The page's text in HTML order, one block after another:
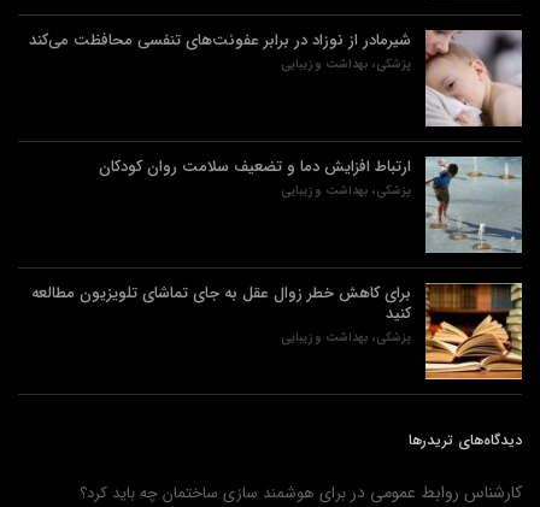
شیرمادر از نوزاد در برابر عفونت‌های تنفسی محافظت می‌کند
پزشکی، بهداشت و زیبایی
ارتباط افزایش دما و تضعیف سلامت روان کودکان
پزشکی، بهداشت و زیبایی
برای کاهش خطر زوال عقل به جای تماشای تلویزیون مطالعه
کنید
پزشکی، بهداشت و زیبایی
دیدگاه‌های تریدرها
کارشناس روابط عمومی در برای هوشمند سازی ساختمان چه باید کرد؟